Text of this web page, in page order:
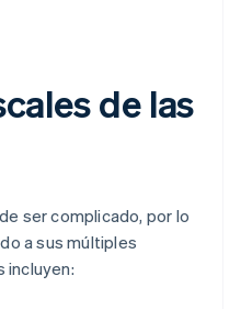
de las
ser complicado, por lo
a sus múltiples
incluyen: